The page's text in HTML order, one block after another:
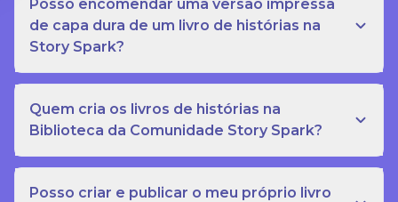
Posso encomendar uma versão impressa
de capa dura de um livro de histórias na
Story Spark?
Quem cria os livros de histórias na
Biblioteca da Comunidade Story Spark?
Posso criar e publicar o meu próprio livro